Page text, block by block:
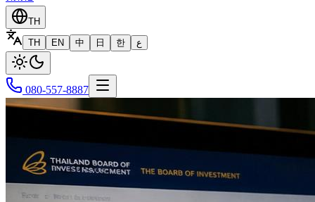
TH
TH
EN 中 日 한 ع
080-557-8887